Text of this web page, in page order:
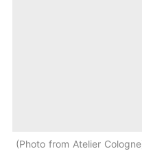
Photo from Atelier Cologne